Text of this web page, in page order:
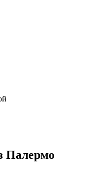
Палермо